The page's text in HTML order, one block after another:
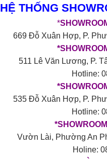
HỆ THỐNG
*
669 Đỗ Xuân Hợp, P.
511 Lê Văn Lương, P.
Hotline:
535 Đỗ Xuân Hợp, P.
Hotline:
Vườn Lài, Phường An
Holine: